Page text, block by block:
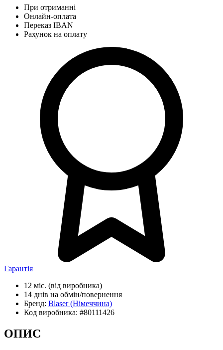
При отриманні
Онлайн-оплата
Переказ IBAN
Рахунок на оплату
Гарантія
12 міс. (від виробника)
14 днів на обмін/повернення
Бренд: Blaser(Німеччина)
Код виробника: #80111426
ОПИС